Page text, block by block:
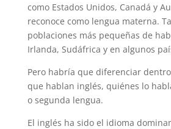
como Estados Unidos, Canadá y
reconoce como lengua materna.
poblaciones más pequeñas de
Irlanda, Sudáfrica y en algunos
Pero habría que diferenciar
que hablan inglés, quiénes lo
o segunda lengua.
El inglés ha sido el idioma